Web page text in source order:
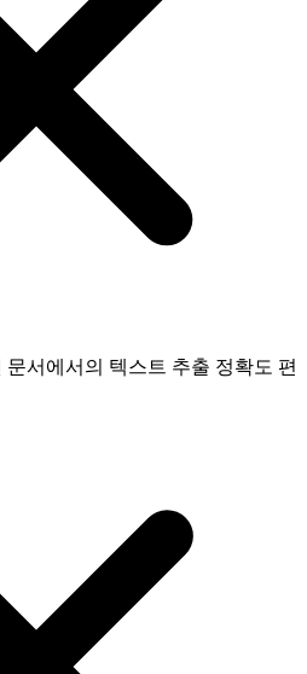
서에서의 텍스트 추출 정확도 편